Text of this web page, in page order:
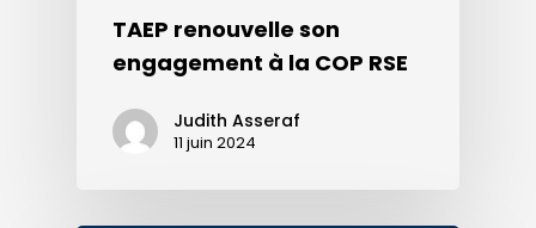
TAEP renouvelle son
engagement à la COP RSE
Judith Asseraf
11 juin 2024